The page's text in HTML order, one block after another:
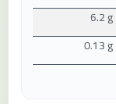
6.2 g
0.13 g